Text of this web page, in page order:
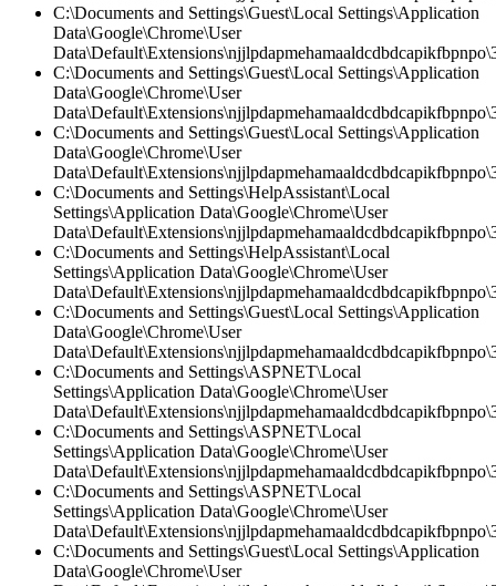
C:\Documents and Settings\Guest\Local Settings\Application
Data\Google\Chrome\User
C:\Documents and Settings\Guest\Local Settings\Application
Data\Google\Chrome\User
C:\Documents and Settings\Guest\Local Settings\Application
Data\Google\Chrome\User
C:\Documents and Settings\HelpAssistant\Local
Settings\Application Data\Google\Chrome\User
C:\Documents and Settings\HelpAssistant\Local
Settings\Application Data\Google\Chrome\User
C:\Documents and Settings\Guest\Local Settings\Application
Data\Google\Chrome\User
C:\Documents and Settings\ASPNET\Local
Settings\Application Data\Google\Chrome\User
C:\Documents and Settings\ASPNET\Local
Settings\Application Data\Google\Chrome\User
C:\Documents and Settings\ASPNET\Local
Settings\Application Data\Google\Chrome\User
C:\Documents and Settings\Guest\Local Settings\Application
Data\Google\Chrome\User